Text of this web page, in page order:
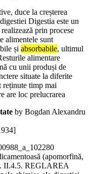
duce la creșterea
Digestia este un
prin procese
alimentele sunt
și absorbabile, ultimul
alimentare
cu unii produși de
situate la diferite
reținute timp mai
are loc prelucrarea
by Bogdan Alexandru
(apomorfină,
. II.4.5. REGLAREA